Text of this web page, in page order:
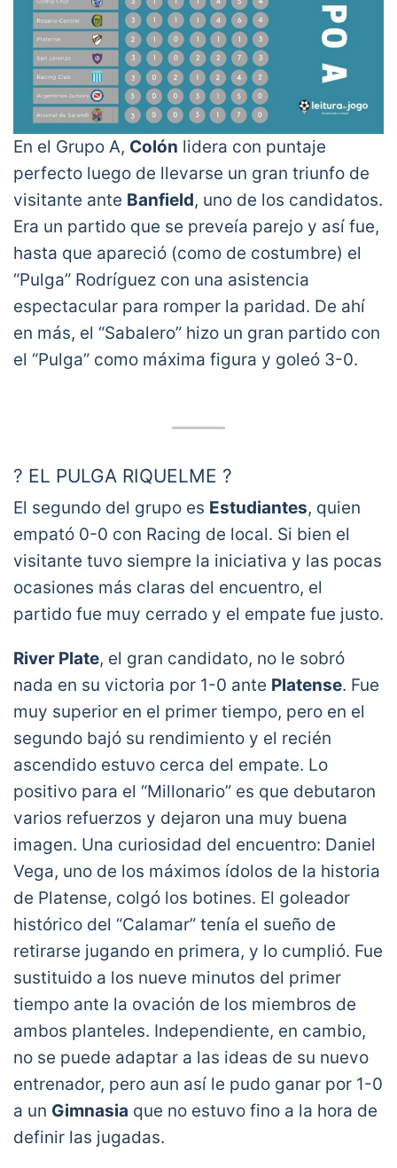
En el Grupo A, Colón lidera con puntaje
perfecto luego de llevarse un gran triunfo de
visitante ante Banfield, uno de los candidatos.
Era un partido que se preveía parejo y así fue,
hasta que apareció (como de costumbre) el
“Pulga” Rodríguez con una asistencia
espectacular para romper la paridad. De ahí
en más, el “Sabalero” hizo un gran partido con
el “Pulga” como máxima figura y goleó 3-0.
? EL PULGA RIQUELME ?
El pase riquelmeano del PULGA
RODRÍGUEZ contra Banfield es
simplemente HERMOSO ⚽?
pic.twitter.com/1CvTYGTZ1y
— TNT Sports Argentina (@TNTSportsAR)
El segundo del grupo es Estudiantes, quien
empató 0-0 con Racing de local. Si bien el
visitante tuvo siempre la iniciativa y las pocas
ocasiones más claras del encuentro, el
partido fue muy cerrado y el empate fue justo.
River Plate, el gran candidato, no le sobró
nada en su victoria por 1-0 ante Platense. Fue
muy superior en el primer tiempo, pero en el
segundo bajó su rendimiento y el recién
ascendido estuvo cerca del empate. Lo
positivo para el “Millonario” es que debutaron
varios refuerzos y dejaron una muy buena
imagen. Una curiosidad del encuentro: Daniel
Vega, uno de los máximos ídolos de la historia
de Platense, colgó los botines. El goleador
histórico del “Calamar” tenía el sueño de
retirarse jugando en primera, y lo cumplió. Fue
sustituido a los nueve minutos del primer
tiempo ante la ovación de los miembros de
ambos planteles. Independiente, en cambio,
no se puede adaptar a las ideas de su nuevo
entrenador, pero aun así le pudo ganar por 1-0
a un Gimnasia que no estuvo fino a la hora de
definir las jugadas.